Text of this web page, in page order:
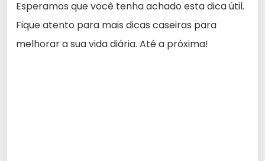
Esperamos que você tenha achado esta dica útil.
Fique atento para mais dicas caseiras para
melhorar a sua vida diária. Até a próxima!